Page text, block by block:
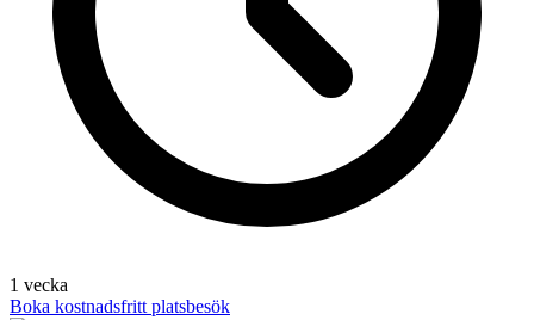
1 vecka
Boka kostnadsfritt platsbesök